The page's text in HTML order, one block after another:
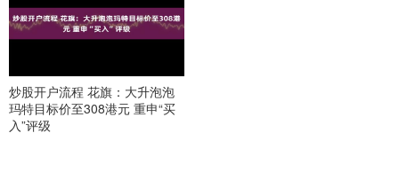
炒股开户流程 花旗：大升泡泡
玛特目标价至308港元 重申“买
入”评级